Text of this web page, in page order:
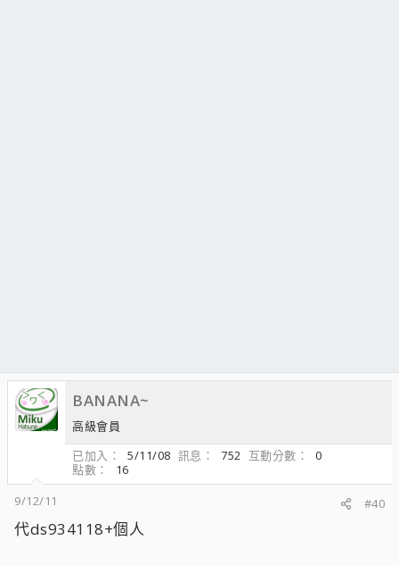
BANANA~
高級會員
已加入
5/11/08 訊息 752 互動分數
0
點數
16
9/12/11
#40
代ds934118+個人